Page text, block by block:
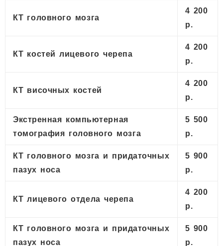
КТ головного мозга
4 200
р.
КТ костей лицевого черепа
4 200
р.
КТ височных костей
4 200
р.
Экстренная компьютерная
томография головного мозга
5 500
р.
КТ головного мозга и придаточных
пазух носа
5 900
р.
КТ лицевого отдела черепа
4 200
р.
КТ головного мозга и придаточных
пазух носа
5 900
р.